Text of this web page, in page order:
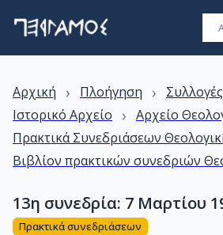
Αρχική › Πλοήγηση › Συλλογές
Ιστορικό Αρχείο › Αρχείο
Πρακτικά Συνεδριάσεων
Βιβλίον πρακτικών συνεδριών
13η συνεδρία: 7 Μαρτίου
Πρακτικά συνεδριάσεων